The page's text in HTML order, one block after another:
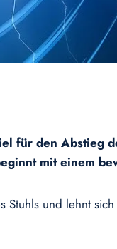
für den Abstieg
mit einem
Stuhls und lehnt